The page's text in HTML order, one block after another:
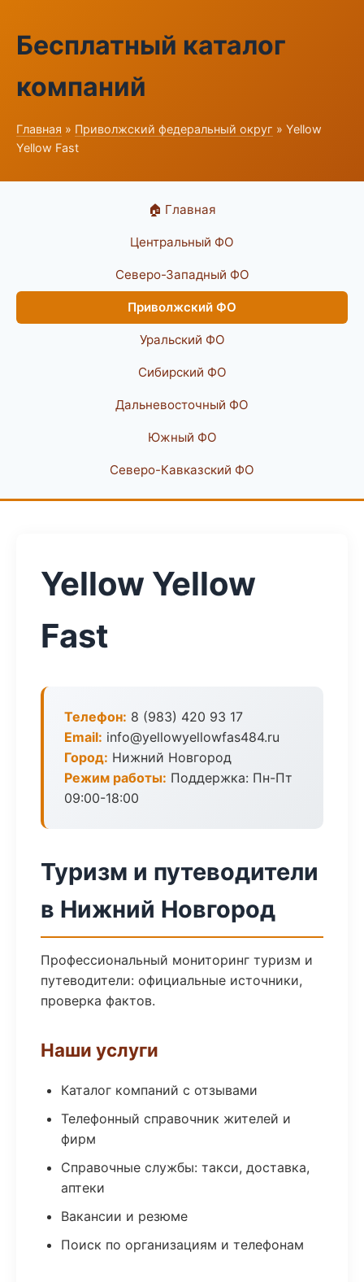
Бесплатный каталог
компаний
Главная » Приволжский федеральный округ » Yellow
Yellow Fast
🏠 Главная
Центральный ФО
Северо-Западный ФО
Приволжский ФО
Уральский ФО
Сибирский ФО
Дальневосточный ФО
Южный ФО
Северо-Кавказский ФО
Yellow Yellow
Fast
Телефон: 8 (983) 420 93 17
Email: info@yellowyellowfas484.ru
Город: Нижний Новгород
Режим работы: Поддержка: Пн-Пт
09:00-18:00
Туризм и путеводители
в Нижний Новгород
Профессиональный мониторинг туризм и
путеводители: официальные источники,
проверка фактов.
Наши услуги
Каталог компаний с отзывами
Телефонный справочник жителей и
фирм
Справочные службы: такси, доставка,
аптеки
Вакансии и резюме
Поиск по организациям и телефонам